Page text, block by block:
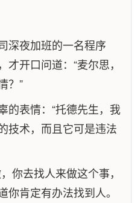
深夜加班的一名程序
开口问道：“麦尔思，
？”
的表情：“托德先生，我
技术，而且它可是违法
你去找人来做这个事，
肯定有办法找到人。